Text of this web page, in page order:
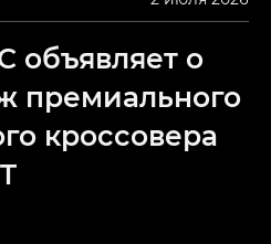
объявляет о
премиального
кроссовера